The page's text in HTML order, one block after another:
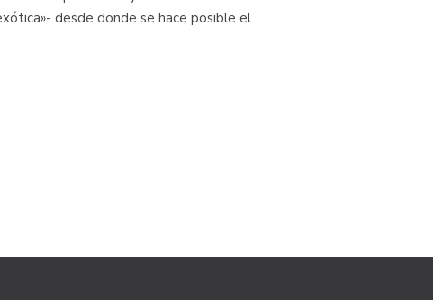
desde donde se hace posible el